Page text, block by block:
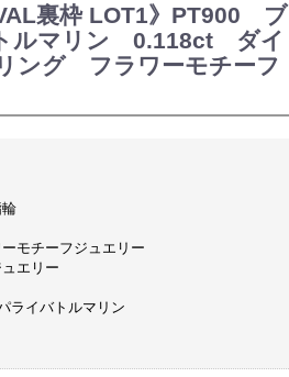
裏枠 LOT1》PT900 ブ
ルマリン 0.118ct ダイ
グ フラワーモチーフ
輪
モチーフジュエリー
エリー
ライバトルマリン